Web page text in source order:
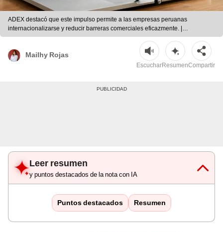
ADEX destacó que este impulso permite a las empresas peruanas
internacionalizarse y reducir barreras comerciales eficazmente. |
Composición LR/IA
Mailhy Rojas
EscucharResumenCompartir
Leer resumen
y puntos destacados de la nota con IA
Puntos destacados Resumen